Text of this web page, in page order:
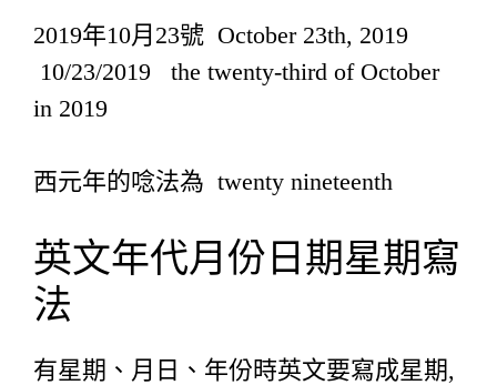
2019年10月23號 October 23th, 2019
10/23/2019 the twenty-third of October
in 2019
西元年的唸法為 twenty nineteenth
英文年代月份日期星期寫
法
有星期、月日、年份時英文要寫成星期,